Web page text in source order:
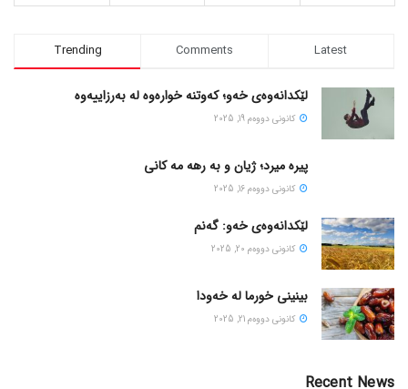
Trending Comments Latest
لێکدانەوەی خەو؛ کەوتنە خوارەوە لە بەرزاییەوە
كانونی دووه‌م 19, 2025
پیره میرد؛ ژیان و به رهه مه کانی
كانونی دووه‌م 16, 2025
لێکدانەوەی خەو: گەنم
كانونی دووه‌م 20, 2025
بینینی خورما لە خەودا
كانونی دووه‌م 21, 2025
Recent News